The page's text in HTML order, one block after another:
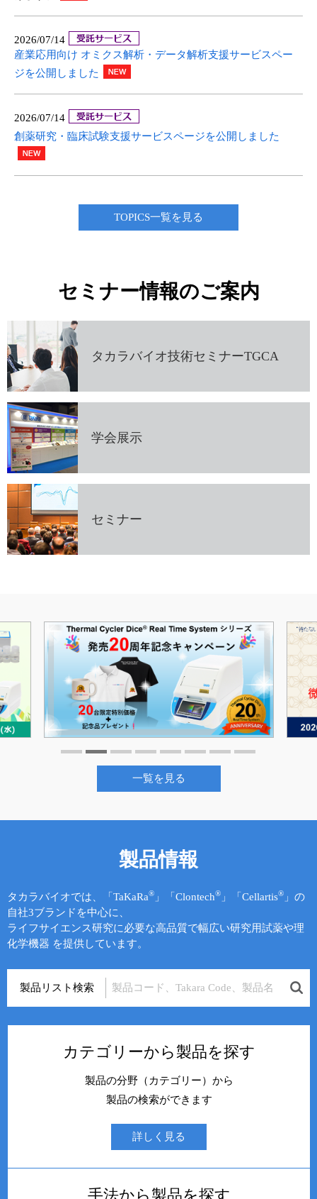
2026/07/14
産業応用向け オミクス解析・データ解析支援サービスペー
ジを公開しました
2026/07/14
創薬研究・臨床試験支援サービスページを公開しました
TOPICS一覧を見る
セミナー情報のご案内
タカラバイオ技術セミナーTGCA
学会展示
セミナー
一覧を見る
製品情報
タカラバイオでは、「TaKaRa® 」「Clontech® 」「Cellartis® 」の
自社3ブランドを中心に、
ライフサイエンス研究に必要な高品質で幅広い研究用試薬や理
化学機器 を提供しています。
製品リスト検索
カテゴリーから製品を探す
製品の分野（カテゴリー）から
製品の検索ができます
詳しく見る
手法から製品を探す